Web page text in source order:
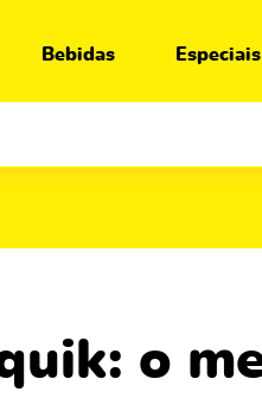
Bebidas Especiais